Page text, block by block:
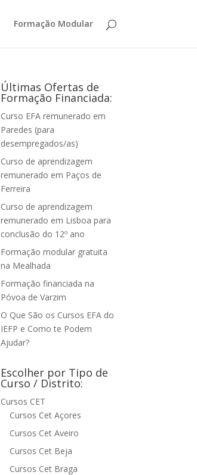
Formação Modular
Últimas Ofertas de
Formação Financiada:
Curso EFA remunerado em
Paredes (para
desempregados/as)
Curso de aprendizagem
remunerado em Paços de
Ferreira
Curso de aprendizagem
remunerado em Lisboa para
conclusão do 12º ano
Formação modular gratuita
na Mealhada
Formação financiada na
Póvoa de Varzim
O Que São os Cursos EFA do
IEFP e Como te Podem
Ajudar?
Escolher por Tipo de
Curso / Distrito:
Cursos CET
Cursos Cet Açores
Cursos Cet Aveiro
Cursos Cet Beja
Cursos Cet Braga